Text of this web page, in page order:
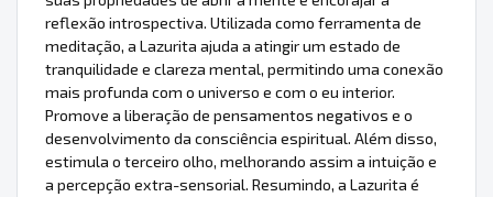
reflexão introspectiva. Utilizada como ferramenta de
meditação, a Lazurita ajuda a atingir um estado de
tranquilidade e clareza mental, permitindo uma conexão
mais profunda com o universo e com o eu interior.
Promove a liberação de pensamentos negativos e o
desenvolvimento da consciência espiritual. Além disso,
estimula o terceiro olho, melhorando assim a intuição e
a percepção extra-sensorial. Resumindo, a Lazurita é